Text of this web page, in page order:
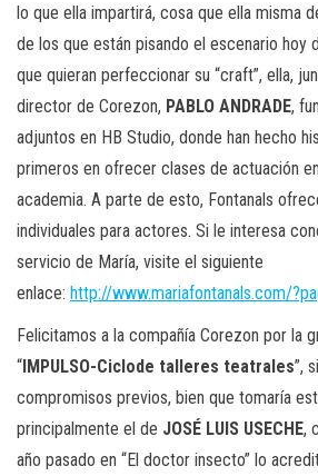
lo que ella impartirá, cosa que ella misma
de los que están pisando el escenario hoy
que quieran perfeccionar su “craft”, ella,
director de Corezon, PABLO ANDRADE,
adjuntos en HB Studio, donde han hecho
primeros en ofrecer clases de actuación
academia. A parte de esto, Fontanals
individuales para actores. Si le interesa
servicio de María, visite el siguiente
enlace: http://www.mariafontanals.com/
Felicitamos a la compañía Corezon por la
“IMPULSO-Ciclode talleres teatrales”,
compromisos previos, bien que tomaría
principalmente el de JOSÉ LUIS USECHE,
año pasado en “El doctor insecto” lo